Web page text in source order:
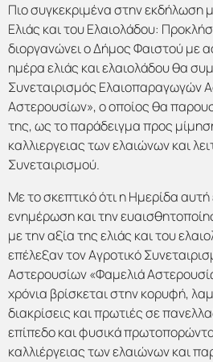
Πιο συγκεκριμένα στην εκδήλωση
Ελιάς και του Ελαιολάδου:
διοργανώνει ο Δήμος Φαιστού με
ημέρα ελιάς και ελαιολάδου θα
Συνεταιρισμός Ελαιοπαραγωγών
Αστερουσίων», ο οποίος θα
της, ως το παράδειγμα προς
καλλιεργειας των ελαιώνων και
Συνεταιρισμού.
Με το σκεπτικό ότι η Ημερίδα
ενημέρωση και την
με την αξία της ελιάς και του
επέλεξαν τον Αγροτικό
Αστερουσίων «Φαμελιά
χρόνια βρίσκεται στην κορυφή,
διακρίσεις και πρωτιές σε
επίπεδο και φυσικά
καλλιέργειας των ελαιώνων και